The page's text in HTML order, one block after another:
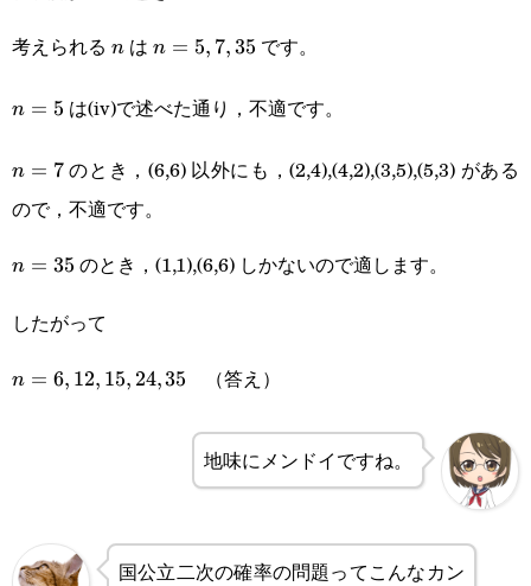
考えられる n
n は n=5,7,35
n = 5, 7,35 です。
n=5
n = 5 は(iv)で述べた通り，不適です。
n=7
n = 7のとき，(6,6) 以外にも，(2,4),(4,2),(3,5),(5,3) がある
ので，不適です。
n=35
n = 35 のとき，(1,1),(6,6) しかないので適します。
したがって
n=6,12,15,24,35
n = 6, 12, 15, 24,35 （答え）
地味にメンドイですね。
国公立二次の確率の問題ってこんなカン